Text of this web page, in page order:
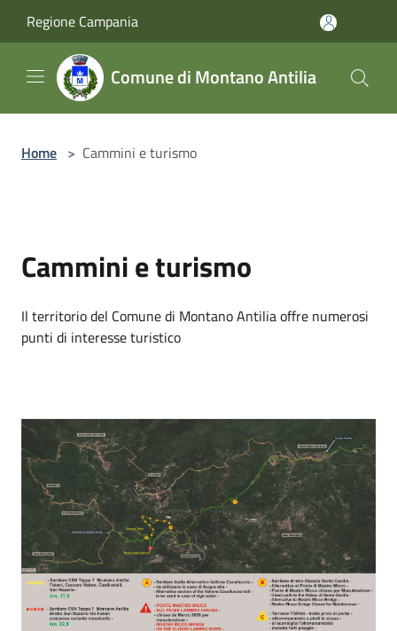
Regione Campania
Comune di Montano Antilia
Home > Cammini e turismo
Cammini e turismo
Il territorio del Comune di Montano Antilia offre numerosi
punti di interesse turistico